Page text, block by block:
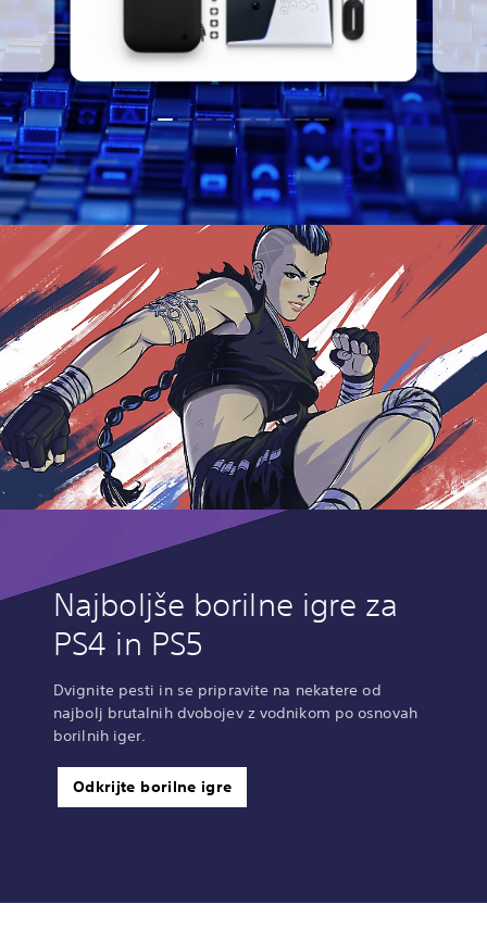
Najboljše borilne igre za
PS4 in PS5
Dvignite pesti in se pripravite na nekatere od
najbolj brutalnih dvobojev z vodnikom po osnovah
borilnih iger.
Odkrijte borilne igre